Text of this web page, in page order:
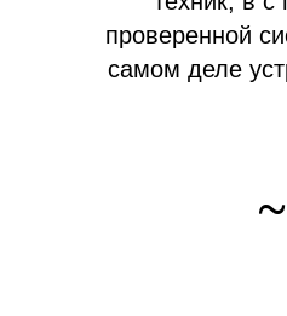
проверенной
самом деле
~